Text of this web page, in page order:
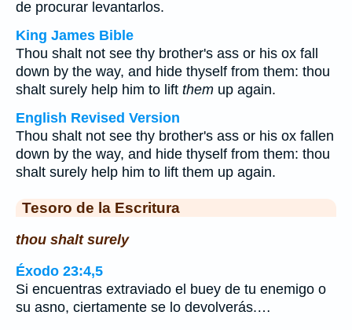
de procurar levantarlos.
King James Bible
Thou shalt not see thy brother's ass or his ox fall
down by the way, and hide thyself from them: thou
shalt surely help him to lift them up again.
English Revised Version
Thou shalt not see thy brother's ass or his ox fallen
down by the way, and hide thyself from them: thou
shalt surely help him to lift them up again.
Tesoro de la Escritura
thou shalt surely
Éxodo 23:4,5
Si encuentras extraviado el buey de tu enemigo o
su asno, ciertamente se lo devolverás.…